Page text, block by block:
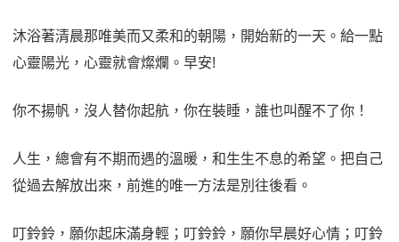
沐浴著清晨那唯美而又柔和的朝陽，開始新的一天。給一點
心靈陽光，心靈就會燦爛。早安!
你不揚帆，沒人替你起航，你在裝睡，誰也叫醒不了你！
人生，總會有不期而遇的溫暖，和生生不息的希望。把自己
從過去解放出來，前進的唯一方法是別往後看。
叮鈴鈴，願你起床滿身輕；叮鈴鈴，願你早晨好心情；叮鈴